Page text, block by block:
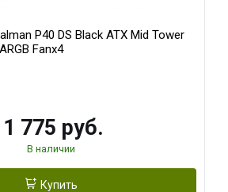
P40 DS Black ATX Mid Tower
Fanx4
775 руб.
В наличии
Купить